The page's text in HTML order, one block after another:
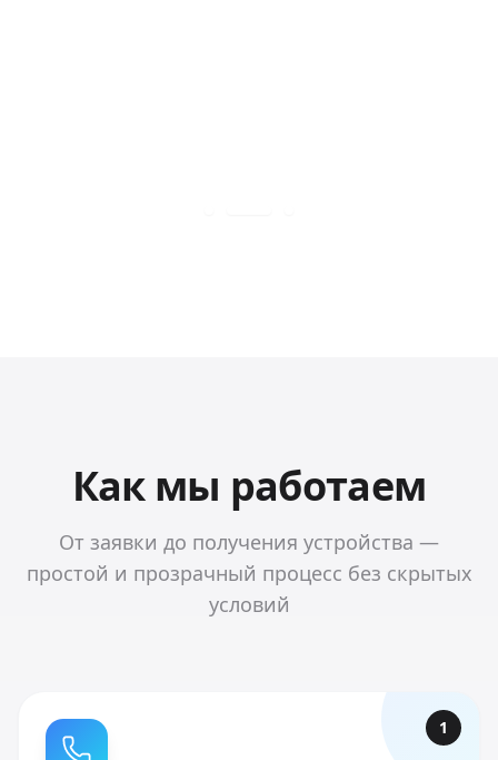
Как мы работаем
От заявки до получения устройства —
простой и прозрачный процесс без скрытых
условий
1